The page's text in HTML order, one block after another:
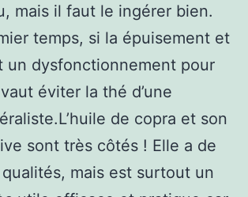
mais il faut le ingérer bien.
temps, si la épuisement et
un dysfonctionnement pour
éviter la thé d’une
de copra et son
sont très côtés ! Elle a de
mais est surtout un